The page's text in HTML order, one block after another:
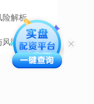
险解析
险控制要点